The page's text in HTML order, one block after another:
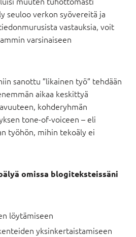
seuloo verkon syövereitä ja
vastauksia, voit
varsinaiseen
sanottu ”likainen työ” tehdään
aikaa keskittyä
kohderyhmän
tone-of-voiceen – eli
työhön, mihin tekoäly ei
omissa blogiteksteissäni
löytämiseen
yksinkertaistamiseen